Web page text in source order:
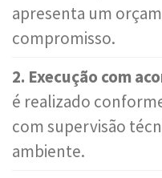
apresenta um
compromisso.
2. Execução com
é realizado
com supervisão
ambiente.